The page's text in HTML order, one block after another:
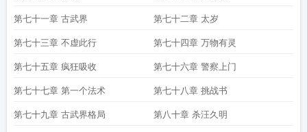
第七十一章 古武界 第七十二章 太岁
第七十三章 不虚此行 第七十四章 万物有灵
第七十五章 疯狂吸收 第七十六章 警察上门
第七十七章 第一个法术 第七十八章 挑战书
第七十九章 古武界格局 第八十章 杀汪久明